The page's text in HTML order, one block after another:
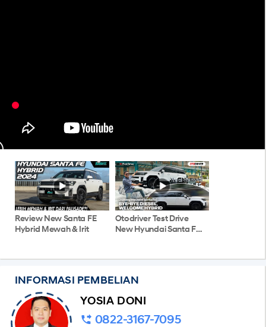
Review New Santa FE
Hybrid Mewah & Irit
Otodriver Test Drive
New Hyundai Santa Fe
INFORMASI PEMBELIAN
YOSIA DONI
0822-3167-7095